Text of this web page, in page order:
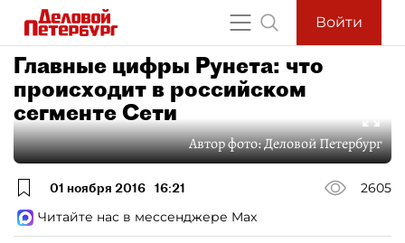
Войти
Главные цифры Рунета: что
происходит в российском
сегменте Сети
Автор фото:Деловой Петербург
01 ноября 2016 16:21
2605
Читайте нас в мессенджере Max